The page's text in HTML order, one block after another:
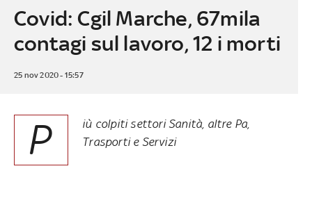
Covid: Cgil Marche, 67mila
contagi sul lavoro, 12 i morti
25 nov 2020 - 15:57
P
iù colpiti settori Sanità, altre Pa,
Trasporti e Servizi